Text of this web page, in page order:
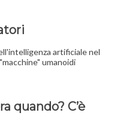
artificiale nel
umanoidi
quando? C’è